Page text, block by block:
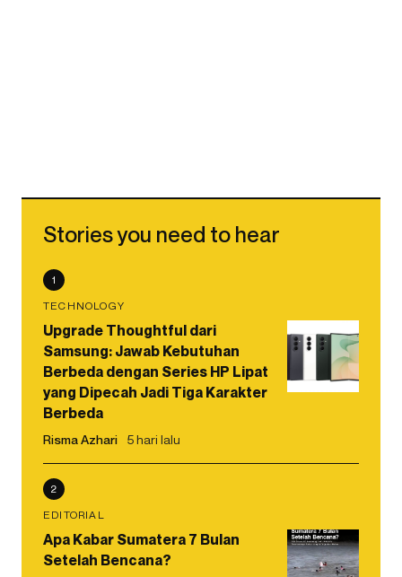
Stories you need to hear
1
TECHNOLOGY
Upgrade Thoughtful dari
Samsung: Jawab Kebutuhan
Berbeda dengan Series HP Lipat
yang Dipecah Jadi Tiga Karakter
Berbeda
Risma Azhari 5 hari lalu
2
EDITORIAL
Apa Kabar Sumatera 7 Bulan
Setelah Bencana?